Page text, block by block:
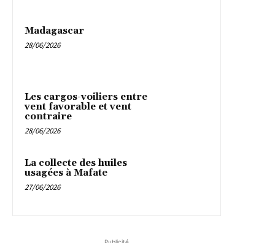
Madagascar
28/06/2026
Les cargos-voiliers entre
vent favorable et vent
contraire
28/06/2026
La collecte des huiles
usagées à Mafate
27/06/2026